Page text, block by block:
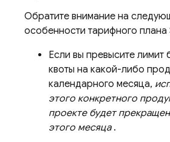
Обратите внимание на
особенности тарифного плана
Если вы превысите лимит
квоты на какой-либо
календарного месяца,
этого конкретного
проекте будет
этого месяца.